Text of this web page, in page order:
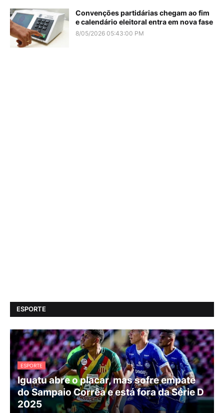
Convenções partidárias chegam ao fim
e calendário eleitoral entra em nova fase
8/05/2026 05:43:00 PM
ESPORTE
ESPORTE
Iguatu abre o placar, mas sofre empate
do Sampaio Corrêa e está fora da Série D
2025